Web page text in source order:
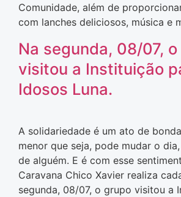
Comunidade, além de
com lanches deliciosos, música e
Na segunda, 08/07,
visitou a Instituição
Idosos Luna.
A solidariedade é um ato de
menor que seja, pode mudar o
de alguém. E é com esse
Caravana Chico Xavier realiza
segunda, 08/07, o grupo visitou a